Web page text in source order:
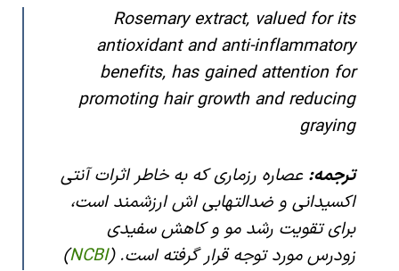
Rosemary extract, valued for its
antioxidant and anti-inflammatory
benefits, has gained attention for
promoting hair growth and reducing
graying
ترجمه: عصاره رزماری که به خاطر اثرات آنتی
اکسیدانی و ضدالتهابی اش ارزشمند است،
برای تقویت رشد مو و کاهش سفیدی
زودرس مورد توجه قرار گرفته است. (NCBI
)